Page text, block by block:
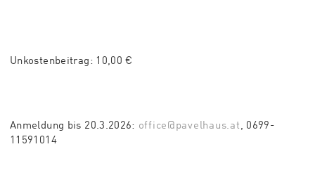
Unkostenbeitrag: 10,00 €
Anmeldung bis 20.3.2026: office@pavelhaus.at , 0699-
11591014